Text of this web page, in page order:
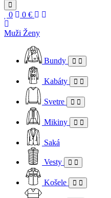
0 0 €
Muži Ženy
Bundy
Kabáty
Svetre
Mikiny
Saká
Vesty
Košele